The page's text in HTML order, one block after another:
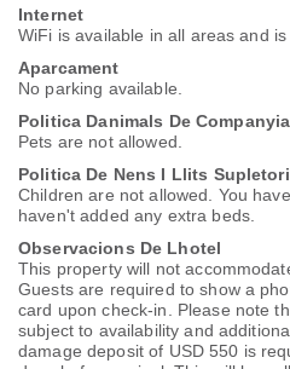
Internet
WiFi is available in all areas and is
Aparcament
No parking available.
Politica Danimals De Companyia
Pets are not allowed.
Politica De Nens I Llits
Children are not allowed. You
haven't added any extra beds.
Observacions De Lhotel
This property will not
Guests are required to show a
card upon check-in. Please note
subject to availability and
damage deposit of USD 550 is